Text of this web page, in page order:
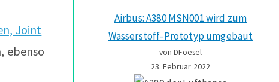
Joint
ebenso
Airbus: A380 MSN001 wird zum
Wasserstoff-Prototyp umgebaut
von DFoesel
23. Februar 2022